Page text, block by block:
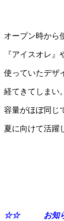
オープン時から
『アイスオレ
使っていたデ
経てきてしまい
容量がほぼ同じ
夏に向けて活躍
☆☆ お知